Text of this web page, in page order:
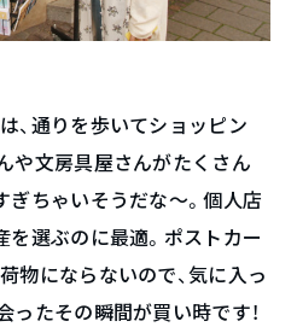
、通りを歩いてショッピン
や文房具屋さんがたくさん
ぎちゃいそうだな〜。個人店
を選ぶのに最適。ポストカー
物にならないので、気に入っ
ったその瞬間が買い時です！